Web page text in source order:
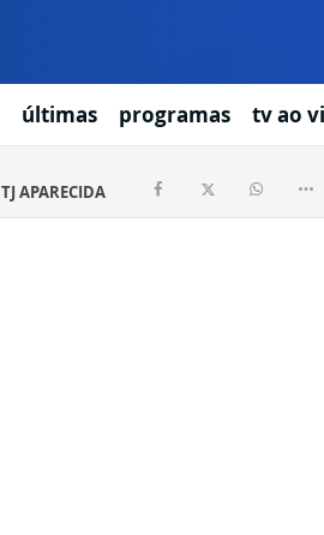
últimas programas tv ao
TJ APARECIDA